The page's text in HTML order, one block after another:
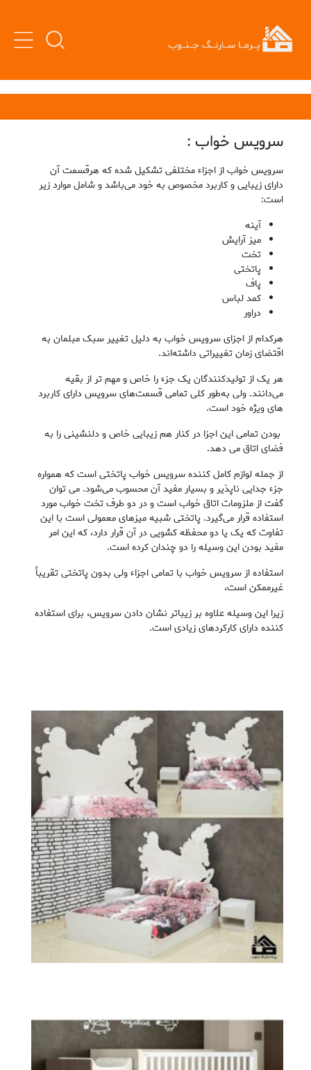
سرویس خواب :
سرویس خواب از اجزاء مختلفی تشکیل شده که هرقسمت آن
دارای زیبایی و کاربرد مخصوص به ‌خود می‌باشد و شامل موارد زیر
است:
آینه
میز آرایش
تخت
پاتختی
پاف
کمد لباس
دراور
هرکدام از اجزای سرویس خواب به ‌دلیل تغییر سبک مبلمان به
اقتضای زمان تغییراتی داشته‌اند.
هر یک از تولیدکنندگان یک جزء را خاص و مهم ‌تر از بقیه
می‌دانند. ولی به‌طور کلی تمامی قسمت‌های سرویس دارای کاربرد
های ویژه خود است.
بودن تمامی این اجزا در کنار هم زیبایی خاص و دلنشینی را به
فضای اتاق می دهد.
از جمله لوازم کامل کننده سرویس خواب پاتختی است که همواره
جزء جدایی‌ ناپذیر و بسیار مفید آن محسوب می‌شود. می توان
گفت از ملزومات اتاق خواب است و در دو طرف تخت خواب مورد
استفاده قرار می‌گیرد. پاتختی شبیه میزهای معمولی است با این
تفاوت که یک یا دو محفظه کشویی در آن قرار دارد، که این امر
مفید بودن این وسیله را دو چندان کرده است.
استفاده از سرویس خواب با تمامی اجزاء ولی بدون پاتختی تقریباً
غیرممکن است،
زیرا این وسیله علاوه بر زیباتر نشان دادن سرویس، برای استفاده
کننده دارای کارکردهای زیادی است.